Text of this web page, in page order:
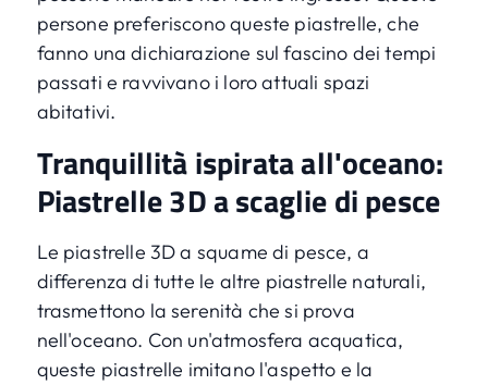
persone preferiscono queste piastrelle, che
fanno una dichiarazione sul fascino dei tempi
passati e ravvivano i loro attuali spazi
abitativi.
Tranquillità ispirata all'oceano:
Piastrelle 3D a scaglie di pesce
Le piastrelle 3D a squame di pesce, a
differenza di tutte le altre piastrelle naturali,
trasmettono la serenità che si prova
nell'oceano. Con un'atmosfera acquatica,
queste piastrelle imitano l'aspetto e la